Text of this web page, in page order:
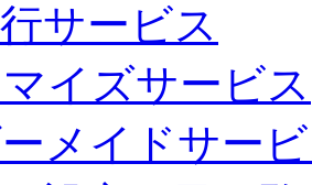
サービス
イズサービス
メイドサー